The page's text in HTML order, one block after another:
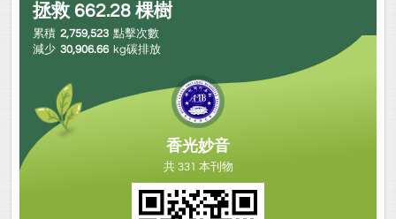
拯救 662.28 棵樹
累積 2,759,523 點擊次數
減少 30,906.66 kg碳排放
香光妙音
共 331 本刊物